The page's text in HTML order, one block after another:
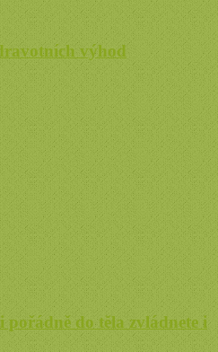
výhod
pořádně do těla zvládnete i